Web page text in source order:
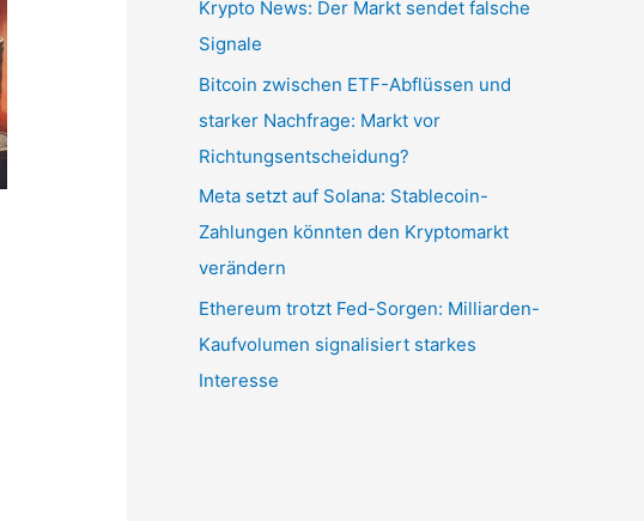
Krypto News: Der Markt sendet falsche
Signale
Bitcoin zwischen ETF-Abflüssen und
starker Nachfrage: Markt vor
Richtungsentscheidung?
Meta setzt auf Solana: Stablecoin-
Zahlungen könnten den Kryptomarkt
verändern
Ethereum trotzt Fed-Sorgen: Milliarden-
Kaufvolumen signalisiert starkes
Interesse